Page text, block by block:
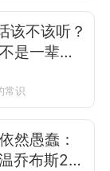
该不该听？
是一辈子
常识
然愚蠢：
乔布斯20